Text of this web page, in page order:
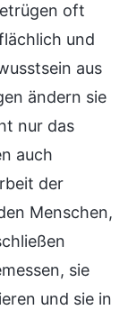
oft
und
aus
ändern sie
nur das
auch
der
Menschen,
sie
und sie in